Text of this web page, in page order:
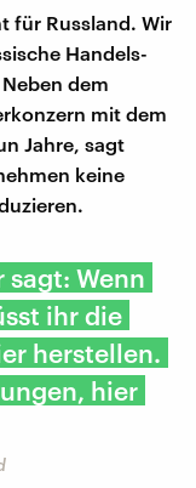
für Russland. Wir
Handels-
dem
mit dem
Jahre, sagt
keine
sagt: Wenn
ihr die
herstellen.
hier